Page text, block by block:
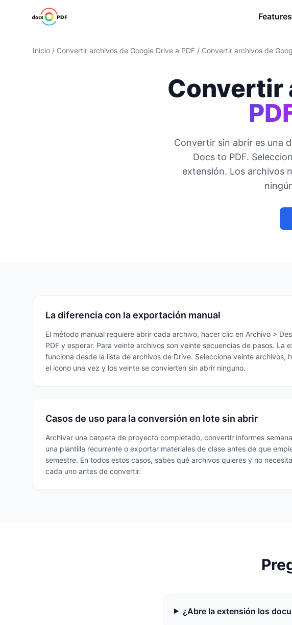
Features
Inicio / Convertir archivos de Google Drive a PDF / Convertir archivos de
Convertir
Convertir sin abrir es una
Docs to PDF.
extensión. Los archivos
La diferencia con la exportación manual
El método manual requiere abrir cada archivo, hacer clic en Archivo >
PDF y esperar. Para veinte archivos son veinte secuencias de pasos. La
funciona desde la lista de archivos de Drive. Selecciona veinte archivos,
el icono una vez y los veinte se convierten sin abrir ninguno.
Casos de uso para la conversión en lote sin abrir
Archivar una carpeta de proyecto completado, convertir informes
una plantilla recurrente o exportar materiales de clase antes de que
semestre. En todos estos casos, sabes qué archivos quieres y no
cada uno antes de convertir.
¿Abre la extensión los